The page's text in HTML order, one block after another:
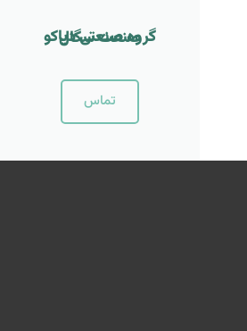
گروه صنعتی دیاکو صنعت سگال
تماس